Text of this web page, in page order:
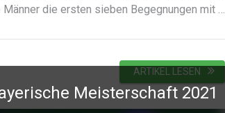
die ersten sieben Begegnungen mit …
ARTIKEL LESEN
Meisterschaft 2021